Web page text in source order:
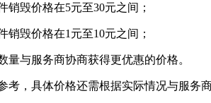
销毁价格在5元至30元之间；
毁价格在1元至10元之间；
量与服务商协商获得更优惠的价格。
考，具体价格还需根据实际情况与服务